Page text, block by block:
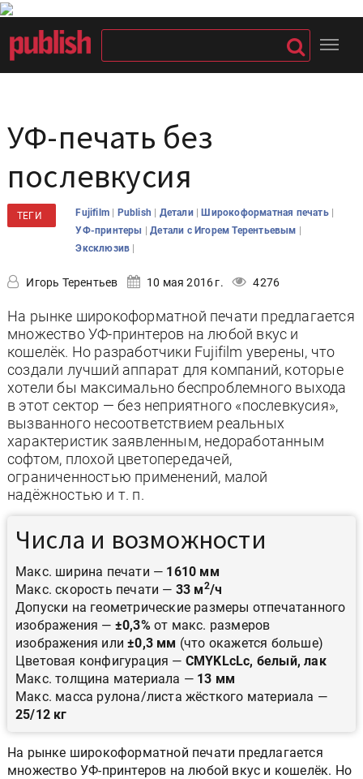
УФ-печать без
послевкусия
ТЕГИ Fujifilm | Publish | Детали |Широкоформатная печать |
УФ-принтеры |Детали с Игорем Терентьевым |
Эксклюзив |
Игорь Терентьев 10 мая 2016 г. 4276
На рынке широкоформатной печати предлагается
множество УФ-принтеров на любой вкус и
кошелёк. Но разработчики Fujifilm уверены, что
создали лучший аппарат для компаний, которые
хотели бы максимально беспроблемного выхода
в этот сектор — без неприятного «послевкусия»,
вызванного несоответствием реальных
характеристик заявленным, недоработанным
софтом, плохой цветопередачей,
ограниченностью применений, малой
надёжностью и т. п.
Числа и возможности
Макс. ширина печати — 1610 мм
Макс. скорость печати — 33 м2/ч
Допуски на геометрические размеры отпечатанного
изображения — ±0,3%от макс. размеров
изображения или±0,3 мм (что окажется больше)
Цветовая конфигурация — CMYKLcLc, белый, лак
Макс. толщина материала — 13 мм
Макс. масса рулона/листа жёсткого материала —
25/12 кг
На рынке широкоформатной печати предлагается
множество УФ-принтеров на любой вкус и кошелёк. Но